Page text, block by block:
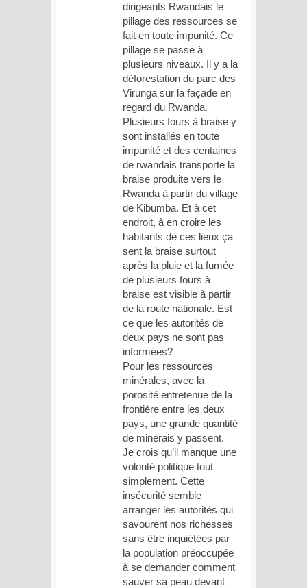
dirigeants Rwandais le
pillage des ressources se
fait en toute impunité. Ce
pillage se passe à
plusieurs niveaux. Il y a la
déforestation du parc des
Virunga sur la façade en
regard du Rwanda.
Plusieurs fours à braise y
sont installés en toute
impunité et des centaines
de rwandais transporte la
braise produite vers le
Rwanda à partir du village
de Kibumba. Et à cet
endroit, à en croire les
habitants de ces lieux ça
sent la braise surtout
après la pluie et la fumée
de plusieurs fours à
braise est visible à partir
de la route nationale. Est
ce que les autorités de
deux pays ne sont pas
informées?
Pour les ressources
minérales, avec la
porosité entretenue de la
frontière entre les deux
pays, une grande quantité
de minerais y passent.
Je crois qu’il manque une
volonté politique tout
simplement. Cette
insécurité semble
arranger les autorités qui
savourent nos richesses
sans être inquiétées par
la population préoccupée
à se demander comment
sauver sa peau devant